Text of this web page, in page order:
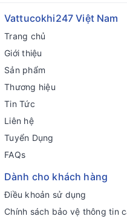
Vattucokhi247 Việt Nam
Trang chủ
Giới thiệu
Sản phẩm
Thương hiệu
Tin Tức
Liên hệ
Tuyển Dụng
FAQs
Dành cho khách hàng
Điều khoản sử dụng
Chính sách bảo vệ thông tin